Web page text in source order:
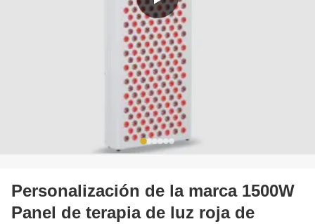
Personalización de la marca 1500W
Panel de terapia de luz roja de